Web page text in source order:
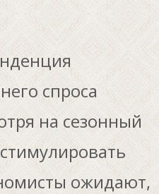
спроса
на сезонный
ожидают,